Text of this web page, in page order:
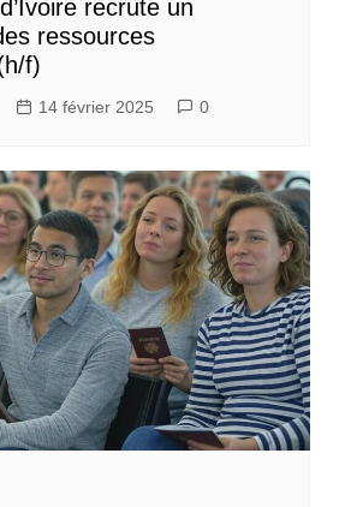
recrute un
ressources
f)
14 février 2025 0